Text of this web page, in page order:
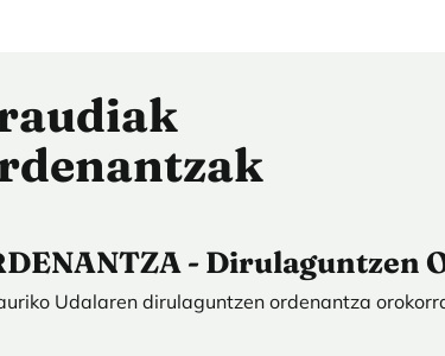
- Dirulaguntzen
Udalaren dirulaguntzen ordenantza